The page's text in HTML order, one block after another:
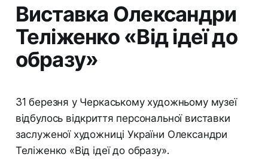
Виставка Олександри
Теліженко «Від ідеї до
образу»
31 березня у Черкаському художньому музеї
відбулось відкриття персональної виставки
заслуженої художниці України Олександри
Теліженко «Від ідеї до образу».